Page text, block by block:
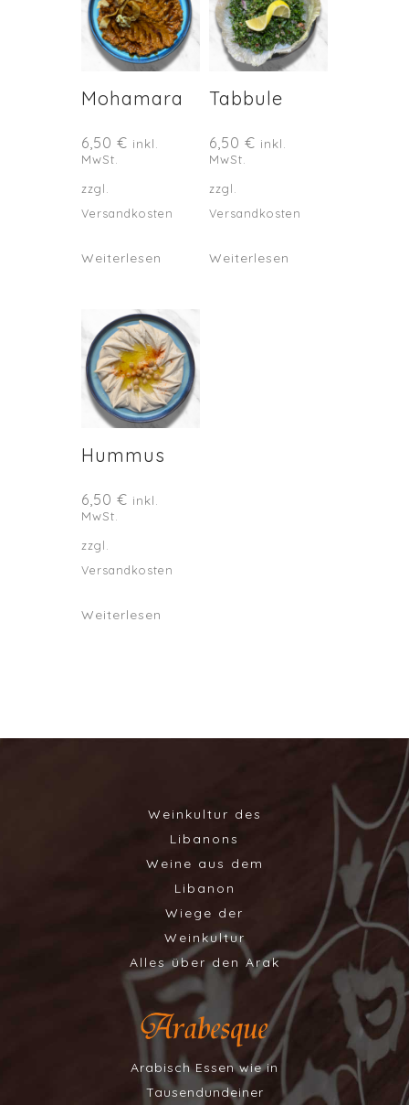
Mohamara
6,50 € inkl.
MwSt.
zzgl.
Versandkosten
Weiterlesen
Tabbule
6,50€ inkl.
MwSt.
zzgl.
Versandkosten
Weiterlesen
Hummus
6,50 € inkl.
MwSt.
zzgl.
Versandkosten
Weiterlesen
Weinkultur des
Libanons
Weine aus dem
Libanon
Wiege der
Weinkultur
Alles über den Arak
Arabisch Essen wie in
Tausendundeiner